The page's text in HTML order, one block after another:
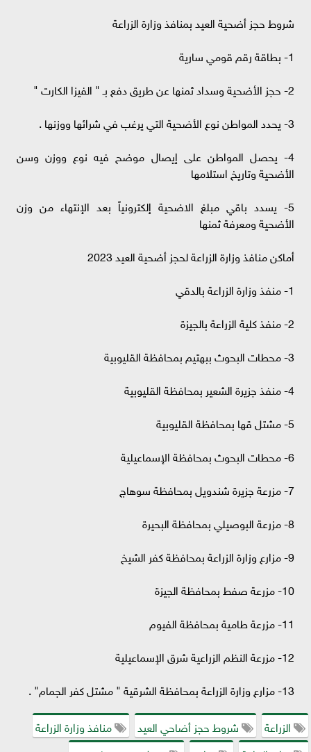
شروط حجز أضحية العيد بمنافذ وزارة الزراعة
1- بطاقة رقم قومي سارية
2- حجز الأضحية وسداد ثمنها عن طريق دفع بـ " الفيزا الكارت "
3- يحدد المواطن نوع الأضحية التي يرغب في شرائها ووزنها .
4- يحصل المواطن على إيصال موضح فيه نوع ووزن وسن
الأضحية وتاريخ استلامها
5- يسدد باقي مبلغ الاضحية إلكترونياً بعد الإنتهاء من وزن
الأضحية ومعرفة ثمنها
أماكن منافذ وزارة الزراعة لحجز أضحية العيد 2023
1- منفذ وزارة الزراعة بالدقي
2- منفذ كلية الزراعة بالجيزة
3- محطات البحوث ببهتيم بمحافظة القليوبية
4- منفذ جزيرة الشعير بمحافظة القليوبية
5- مشتل قها بمحافظة القليوبية
6- محطات البحوث بمحافظة الإسماعيلية
7- مزرعة جزيرة شندويل بمحافظة سوهاج
8- مزرعة البوصيلي بمحافظة البحيرة
9- مزارع وزارة الزراعة بمحافظة كفر الشيخ
10- مزرعة صفط بمحافظة الجيزة
11- مزرعة طامية بمحافظة الفيوم
12- مزرعة النظم الزراعية شرق الإسماعيلية
13- مزارع وزارة الزراعة بمحافظة الشرقية " مشتل كفر الجمام" .
الزراعة
شروط حجز أضاحي العيد
منافذ وزارة الزراعة